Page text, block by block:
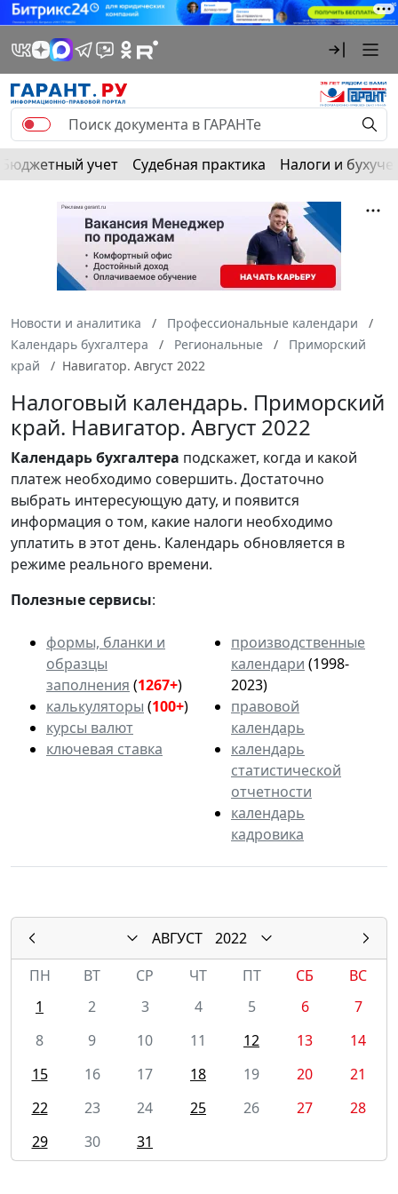
Бюджетный учет Судебная практика Налоги и
Новости и аналитика
Профессиональные календари
Календарь бухгалтера
Региональные
Приморский
край
Навигатор. Август 2022
Налоговый календарь. Приморский
край. Навигатор. Август 2022
Календарьбухгалтера подскажет, когда и какой
платеж необходимо совершить. Достаточно
выбрать интересующую дату, и появится
информация о том, какие налоги необходимо
уплатить в этот день. Календарь обновляется в
режиме реального времени.
Полезные сервисы:
формы, бланки и
образцы
заполнения (1267+)
калькуляторы (100+)
курсы валют
ключевая ставка
производственные
календари (1998-
2023)
правовой
календарь
календарь
статистической
отчетности
календарь
кадровика
АВГУСТ
2022
ПН
ВТ СР ЧТ ПТ СБ
ВС
1
2 3 4 5 6
7
8
9 10 11 12 13
14
15
16 17 18 19 20
21
22
23 24 25 26 27
28
29
30 31